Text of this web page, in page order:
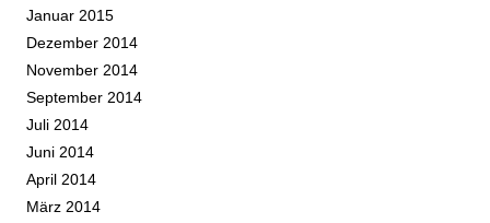
Januar 2015
Dezember 2014
November 2014
September 2014
Juli 2014
Juni 2014
April 2014
März 2014